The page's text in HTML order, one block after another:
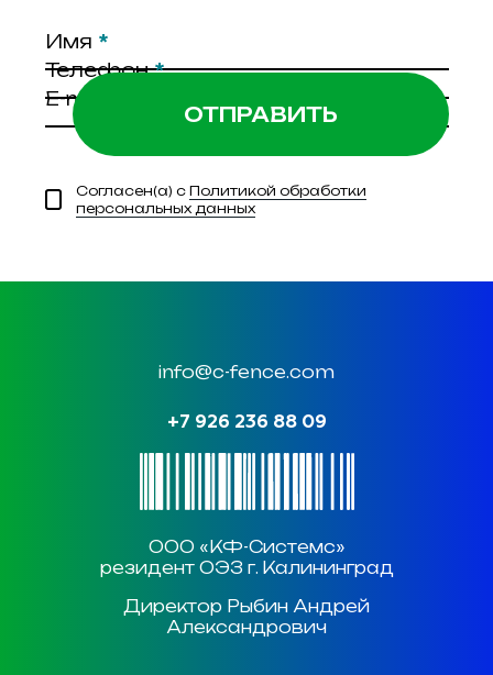
Имя *
Телефон*
E-mail
Согласен(а) сПолитикой обработки
персональных данных
info@c-fence.com
+7 926 236 88 09
ООО «КФ-Системс»
резидент ОЭЗ г. Калининград
Директор Рыбин Андрей
Александрович